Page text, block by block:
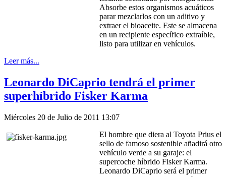
Absorbe estos organismos acuáticos
parar mezclarlos con un aditivo y
extraer el bioaceite. Este se almacena
en un recipiente específico extraíble,
listo para utilizar en vehículos.
Leer más...
Leonardo DiCaprio tendrá el primer
superhíbrido Fisker Karma
Miércoles 20 de Julio de 2011 13:07
El hombre que diera al Toyota Prius el
sello de famoso sostenible añadirá otro
vehículo verde a su garaje: el
supercoche híbrido Fisker Karma.
Leonardo DiCaprio será el primer